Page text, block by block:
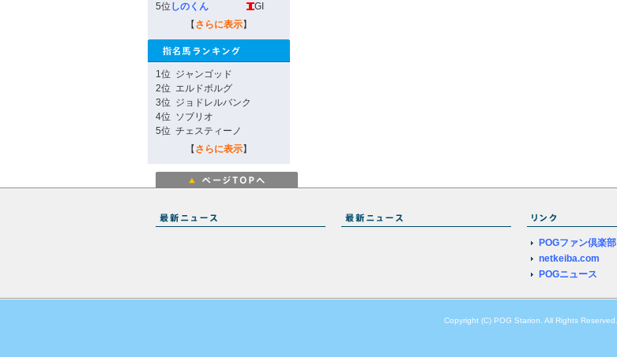
5位 しのくん
GI
【 さらに表示】
1位 ジャンゴッド
2位 エルドボルグ
3位 ジョドレルバンク
4位 ソブリオ
5位 チェスティーノ
【 さらに表示】
POGファン倶楽部
netkeiba.com
POGニュース
Copyright (C) POG Starion. All Rights Reserved.